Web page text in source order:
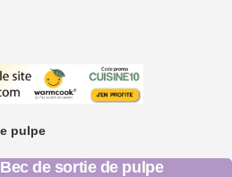
pulpe
de sortie de pulpe